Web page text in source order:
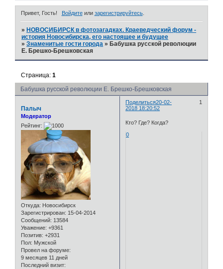
Привет, Гость! Войдитеили зарегистрируйтесь.
» НОВОСИБИРСК в фотозагадках. Краеведческий форум -
история Новосибирска, его настоящее и будущее
»Знаменитые гости города » Бабушка русской революции
Е. Брешко-Брешковская
Бабушка русской революции Е. Брешко-Брешковская
Страница:1
Поделиться 1
20-02-
2018 18:20:52
Палыч
Модератор
Рейтинг:
Откуда: Новосибирск
Зарегистрирован: 15-04-2014
Сообщений: 13584
Уважение: +9361
Позитив: +2931
Пол: Мужской
Провел на форуме:
9 месяцев 11 дней
Последний визит:
Кто? Где? Когда?
0